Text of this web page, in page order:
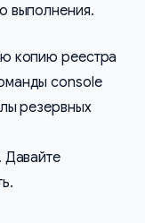
выполнения.
копию реестра
console
резервных
Давайте